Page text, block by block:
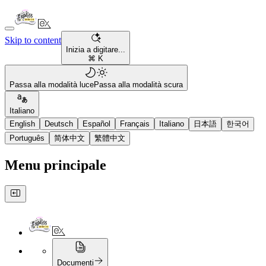
Skip to content
Inizia a digitare...
⌘ K
Passa alla modalità lucePassa alla modalità scura
Italiano
English
Deutsch Español Français Italiano 日本語
한국어
Português
简体中文 繁體中文
Menu principale
Documenti